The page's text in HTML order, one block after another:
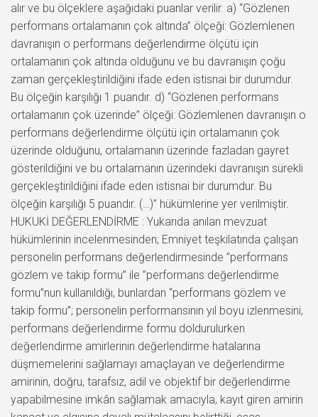
alır ve bu ölçeklere aşağıdaki puanlar verilir. a) “Gözlenen
performans ortalamanın çok altında” ölçeği: Gözlemlenen
davranışın o performans değerlendirme ölçütü için
ortalamanın çok altında olduğunu ve bu davranışın çoğu
zaman gerçekleştirildiğini ifade eden istisnai bir durumdur.
Bu ölçeğin karşılığı 1 puandır. d) “Gözlenen performans
ortalamanın çok üzerinde” ölçeği: Gözlemlenen davranışın o
performans değerlendirme ölçütü için ortalamanın çok
üzerinde olduğunu, ortalamanın üzerinde fazladan gayret
gösterildiğini ve bu ortalamanın üzerindeki davranışın sürekli
gerçekleştirildiğini ifade eden istisnai bir durumdur. Bu
ölçeğin karşılığı 5 puandır. (…)” hükümlerine yer verilmiştir.
HUKUKİ DEĞERLENDİRME : Yukarıda anılan mevzuat
hükümlerinin incelenmesinden; Emniyet teşkilatında çalışan
personelin performans değerlendirmesinde ”performans
gözlem ve takip formu” ile ”performans değerlendirme
formu”nun kullanıldığı, bunlardan “performans gözlem ve
takip formu”; personelin performansının yıl boyu izlenmesini,
performans değerlendirme formu doldurulurken
değerlendirme amirlerinin değerlendirme hatalarına
düşmemelerini sağlamayı amaçlayan ve değerlendirme
amirinin, doğru, tarafsız, adil ve objektif bir değerlendirme
yapabilmesine imkân sağlamak amacıyla, kayıt giren amirin